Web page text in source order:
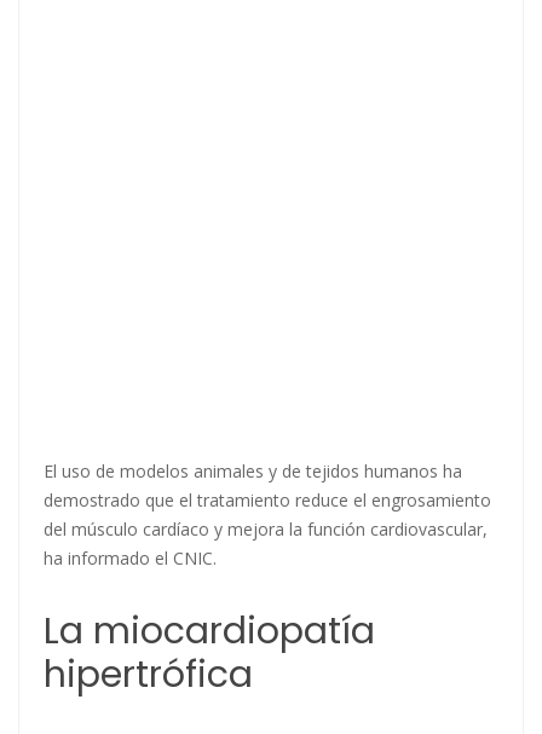
El uso de modelos animales y de tejidos humanos ha
demostrado que el tratamiento reduce el engrosamiento
del músculo cardíaco y mejora la función cardiovascular,
ha informado el CNIC.
La miocardiopatía
hipertrófica